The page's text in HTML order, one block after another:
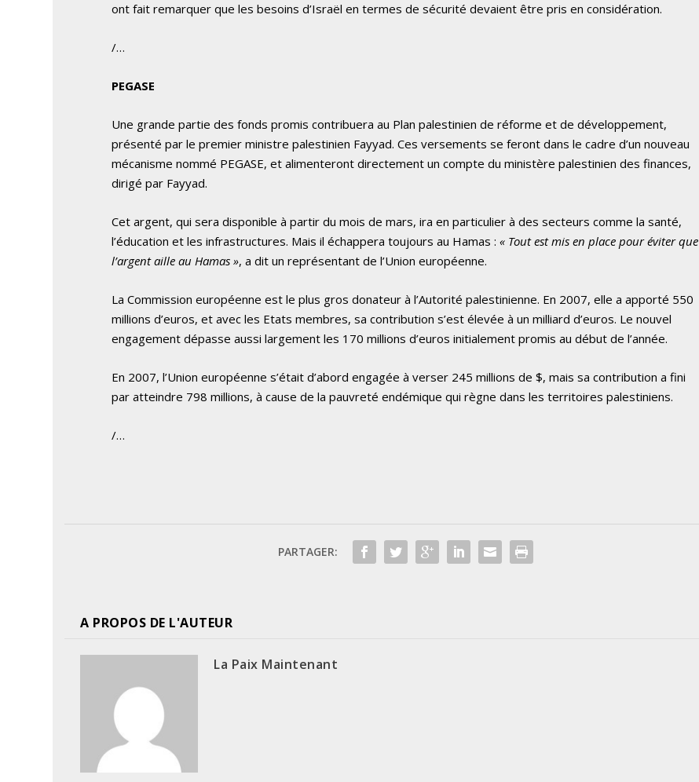
ont fait remarquer que les besoins d’Israël en termes de sécurité devaient être pris en considération.
/…
PEGASE
Une grande partie des fonds promis contribuera au Plan palestinien de réforme et de développement,
présenté par le premier ministre palestinien Fayyad. Ces versements se feront dans le cadre d’un nouveau
mécanisme nommé PEGASE, et alimenteront directement un compte du ministère palestinien des finances,
dirigé par Fayyad.
Cet argent, qui sera disponible à partir du mois de mars, ira en particulier à des secteurs comme la santé,
l’éducation et les infrastructures. Mais il échappera toujours au Hamas :« Tout est mis en place pour éviter que
l’argent aille au Hamas », a dit un représentant de l’Union européenne.
La Commission européenne est le plus gros donateur à l’Autorité palestinienne. En 2007, elle a apporté 550
millions d’euros, et avec les Etats membres, sa contribution s’est élevée à un milliard d’euros. Le nouvel
engagement dépasse aussi largement les 170 millions d’euros initialement promis au début de l’année.
En 2007, l’Union européenne s’était d’abord engagée à verser 245 millions de $, mais sa contribution a fini
par atteindre 798 millions, à cause de la pauvreté endémique qui règne dans les territoires palestiniens.
/…
PARTAGER:
A PROPOS DE L'AUTEUR
La Paix Maintenant